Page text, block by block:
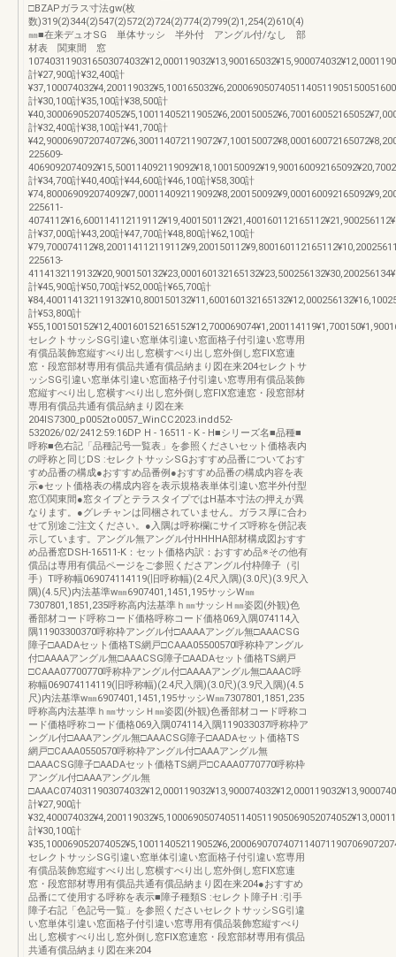
□BZAPガラス寸法gw(枚
数)319(2)344(2)547(2)572(2)724(2)774(2)799(2)1,254(2)610(4)
㎜■在来デュオSG 単体サッシ 半外付 アングル付/なし 部
材表 関東間 窓
計¥27,900計¥32,400計
計¥30,100計¥35,100計¥38,500計
計¥32,400計¥38,100計¥41,700計
225609-
計¥34,700計¥40,400計¥44,600計¥46,100計¥58,300計
225611-
計¥37,000計¥43,200計¥47,700計¥48,800計¥62,100計
225613-
計¥45,900計¥50,700計¥52,000計¥65,700計
計¥53,800計
セレクトサッシSG引違い窓単体引違い窓面格子付引違い窓専用
有償品装飾窓縦すべり出し窓横すべり出し窓外倒し窓FIX窓連
窓・段窓部材専用有償品共通有償品納まり図在来204セレクトサ
ッシSG引違い窓単体引違い窓面格子付引違い窓専用有償品装飾
窓縦すべり出し窓横すべり出し窓外倒し窓FIX窓連窓・段窓部材
専用有償品共通有償品納まり図在来
204IS7300_p0052to0057_WinCC2023.indd52-
532026/02/2412:59:16DP H - 16511 - K - H■シリーズ名■品種■
呼称■色右記「品種記号一覧表」を参照くださいセット価格表内
の呼称と同じDS :セレクトサッシSGおすすめ品番についておす
すめ品番の構成●おすすめ品番例●おすすめ品番の構成内容を表
示●セット価格表の構成内容を表示規格表単体引違い窓半外付型
窓①関東間●窓タイプとテラスタイプではH基本寸法の押えが異
なります。●グレチャンは同梱されていません。ガラス厚に合わ
せて別途ご注文ください。●入隅は呼称欄にサイズ呼称を併記表
示しています。アングル無アングル付HHHHA部材構成図おすす
め品番窓DSH-16511-K：セット価格内訳：おすすめ品※その他有
償品は専用有償品ページをご参照くださアングル付枠障子（引
手）T呼称幅069074114119(旧呼称幅)(2.4尺入隅)(3.0尺)(3.9尺入
隅)(4.5尺)内法基準w㎜6907401,1451,195サッシW㎜
7307801,1851,235呼称高内法基準ｈ㎜サッシＨ㎜姿図(外観)色
番部材コード呼称コード価格呼称コード価格069入隅074114入
隅11903300370呼称枠アングル付□AAAAアングル無□AAACSG
障子□AADAセット価格TS網戸□CAAA05500570呼称枠アングル
付□AAAAアングル無□AAACSG障子□AADAセット価格TS網戸
□CAAA07700770呼称枠アングル付□AAAAアングル無□AAAC呼
称幅069074114119(旧呼称幅)(2.4尺入隅)(3.0尺)(3.9尺入隅)(4.5
尺)内法基準w㎜6907401,1451,195サッシW㎜7307801,1851,235
呼称高内法基準ｈ㎜サッシＨ㎜姿図(外観)色番部材コード呼称コ
ード価格呼称コード価格069入隅074114入隅119033037呼称枠ア
ングル付□AAAアングル無□AAACSG障子□AADAセット価格TS
網戸□CAAA0550570呼称枠アングル付□AAAアングル無
□AAACSG障子□AADAセット価格TS網戸□CAAA0770770呼称枠
アングル付□AAAアングル無
計¥27,900計
計¥30,100計
セレクトサッシSG引違い窓単体引違い窓面格子付引違い窓専用
有償品装飾窓縦すべり出し窓横すべり出し窓外倒し窓FIX窓連
窓・段窓部材専用有償品共通有償品納まり図在来204●おすすめ
品番にて使用する呼称を表示■障子種類S :セレクト障子H :引手
障子右記「色記号一覧」を参照くださいセレクトサッシSG引違
い窓単体引違い窓面格子付引違い窓専用有償品装飾窓縦すべり
出し窓横すべり出し窓外倒し窓FIX窓連窓・段窓部材専用有償品
共通有償品納まり図在来204